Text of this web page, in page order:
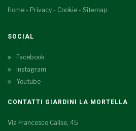
Home - Privacy - Cookie - Sitemap
SOCIAL
Facebook
Instagram
Youtube
CONTATTI GIARDINI LA MORTELLA
Via Francesco Calise, 45